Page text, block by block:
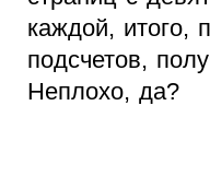
каждой, итого,
подсчетов,
Неплохо, да?